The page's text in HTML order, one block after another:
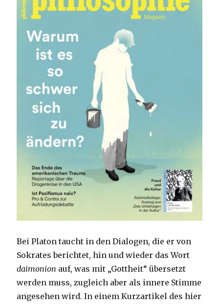
Bei Platon taucht in den Dialogen, die er von
Sokrates berichtet, hin und wieder das Wort
daimonion auf, was mit „Gottheit“ übersetzt
werden muss, zugleich aber als innere Stimme
angesehen wird. In einem Kurzartikel des hier